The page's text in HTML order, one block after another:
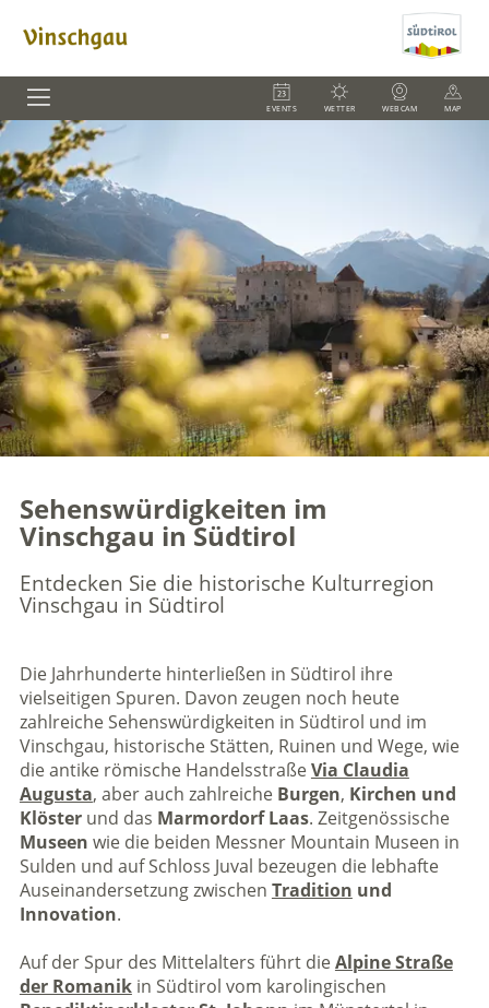
EVENTS WETTER WEBCAM MAP
Sehenswürdigkeiten im
Vinschgau in Südtirol
Entdecken Sie die historische Kulturregion
Vinschgau in Südtirol
Die Jahrhunderte hinterließen in Südtirol ihre
vielseitigen Spuren. Davon zeugen noch heute
zahlreiche Sehenswürdigkeiten in Südtirol und im
Vinschgau, historische Stätten, Ruinen und Wege, wie
die antike römische HandelsstraßeVia Claudia
Augusta, aber auch zahlreiche Burgen, Kirchen und
Klösterund das Marmordorf Laas. Zeitgenössische
Museen wie die beiden Messner Mountain Museen in
Sulden und auf Schloss Juval bezeugen die lebhafte
Auseinandersetzung zwischen Tradition und
Innovation.
Auf der Spur des Mittelalters führt dieAlpine Straße
der Romanikin Südtirol vom karolingischen